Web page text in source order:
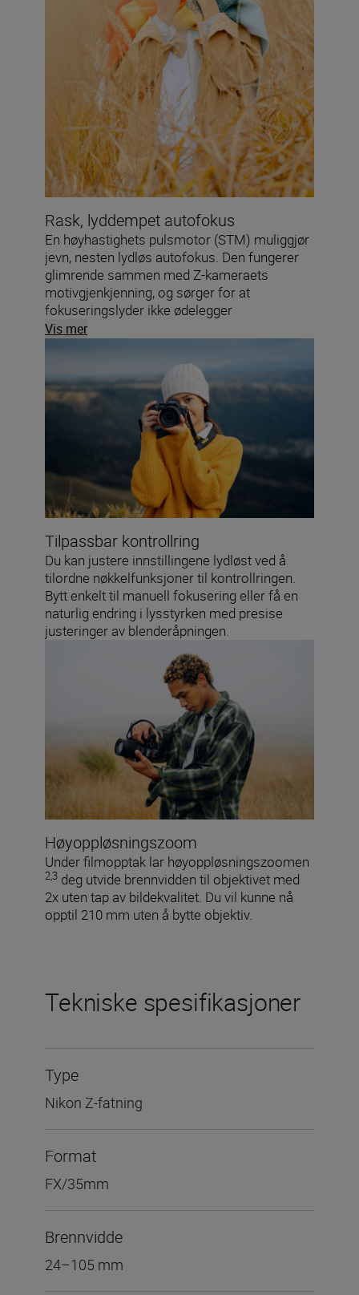
Rask, lyddempet autofokus
En høyhastighets pulsmotor (STM) muliggjør
jevn, nesten lydløs autofokus. Den fungerer
glimrende sammen med Z-kameraets
motivgjenkjenning, og sørger for at
fokuseringslyder ikke ødelegger
filmopptakene dine.
Vis mer
Tilpassbar kontrollring
Du kan justere innstillingene lydløst ved å
tilordne nøkkelfunksjoner til kontrollringen.
Bytt enkelt til manuell fokusering eller få en
naturlig endring i lysstyrken med presise
justeringer av blenderåpningen.
Høyoppløsningszoom
Under filmopptak lar høyoppløsningszoomen
2,3 deg utvide brennvidden til objektivet med
2x uten tap av bildekvalitet. Du vil kunne nå
opptil 210 mm uten å bytte objektiv.
Tekniske spesifikasjoner
Type
Nikon Z-fatning
Format
FX/35mm
Brennvidde
24–105 mm